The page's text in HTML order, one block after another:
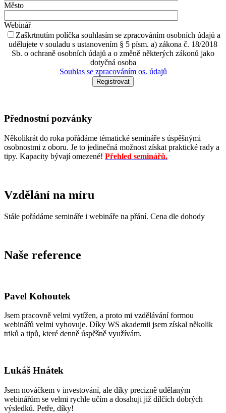
Město
Webinář
Zaškrtnutím políčka souhlasím se zpracováním osobních údajů a
udělujete v souladu s ustanovením § 5 písm. a) zákona č. 18/2018
Sb. o ochraně osobních údajů a o změně některých zákonů jako
dotyčná osoba
Souhlas se zpracováním os. údajů
Přednostní pozvánky
Několikrát do roka pořádáme tématické semináře s úspěšnými
osobnostmi z oboru. Je to jedinečná možnost získat praktické rady a
tipy. Kapacity bývají omezené! Přehled seminářů.
Vzdělání na míru
Stále pořádáme semináře i webináře na přání. Cena dle dohody
Naše reference
Pavel Kohoutek
Jsem pracovně velmi vytížen, a proto mi vzdělávání formou
webinářů velmi vyhovuje. Díky WS akademii jsem získal několik
triků a tipů, které denně úspěšně využívám.
Lukáš Hnátek
Jsem nováčkem v investování, ale díky precizně udělaným
webinářům se velmi rychle učím a dosahuji již dílčích dobrých
výsledků. Petře, díky!